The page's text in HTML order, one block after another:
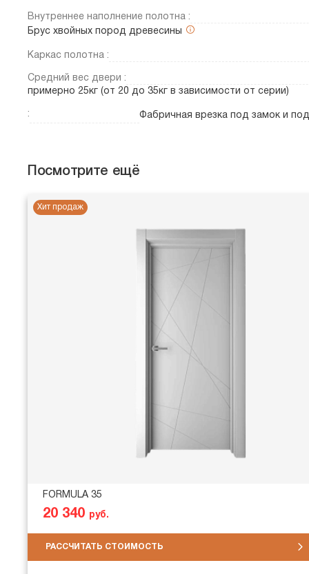
Внутреннее наполнение полотна :
Брус хвойных пород древесины
Каркас полотна :
Средний вес двери :
примерно 25кг (от 20 до 35кг в зависимости от серии)
: Фабричная врезка под замок и
Посмотрите ещё
Хит продаж
FORMULA 35
20 340 руб.
РАССЧИТАТЬ СТОИМОСТЬ